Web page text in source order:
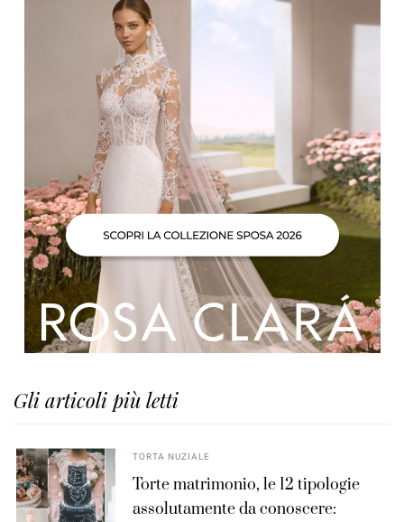
Gli articoli più letti
TORTA NUZIALE
Torte matrimonio, le 12 tipologie
assolutamente da conoscere: